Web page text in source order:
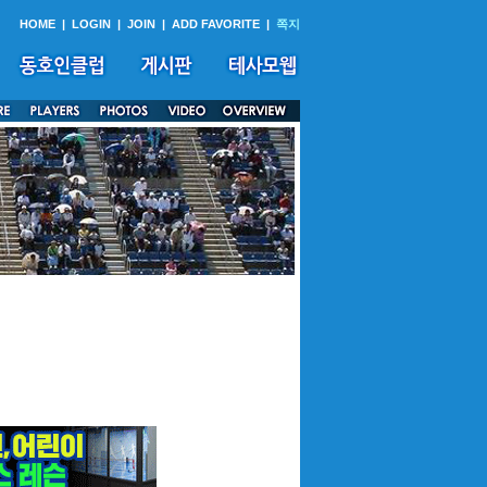
HOME | LOGIN | JOIN | ADD FAVORITE | 쪽지